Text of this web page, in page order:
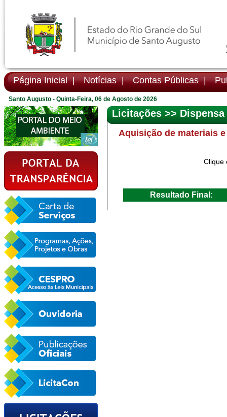
Página Inicial | Notícias | Contas Públicas |
Santo Augusto - Quinta-Feira, 06 de Agosto de 2026
Licitações >> Dispensa
Aquisição de materiais
Clique
Resultado Final: